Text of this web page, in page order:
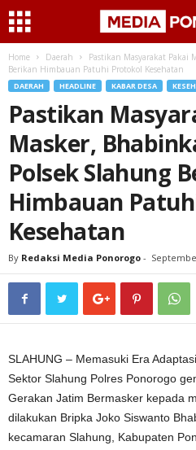
Home Daerah
Pastikan Masyarakat Pakai
Berikan Himbauan Patuhi Protokol Kesehatan
DAERAH HEADLINE KABAR DESA
Pastikan
Masker,
Polsek Slahung
Himbauan
Kesehatan
By Redaksi Media Ponorogo -
SLAHUNG – Memasuki Era
Sektor Slahung Polres Ponorogo
Gerakan Jatim Bermasker kepada
dilakukan Bripka Joko Siswanto
kecamaran Slahung, Kabupaten